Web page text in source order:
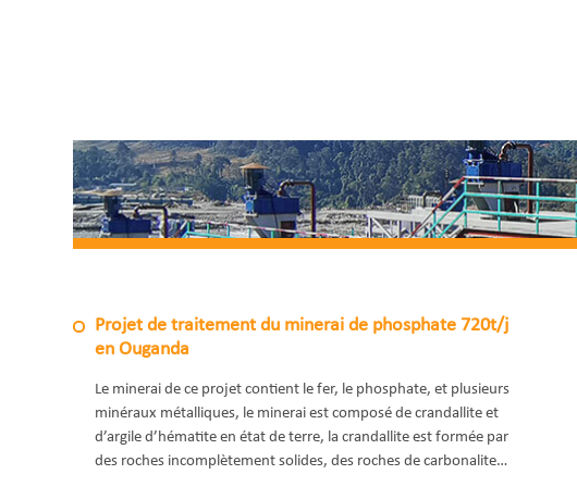
Projet de traitement du minerai de phosphate 720t/j
en Ouganda
Le minerai de ce projet contient le fer, le phosphate, et plusieurs
minéraux métalliques, le minerai est composé de crandallite et
d’argile d’hématite en état de terre, la crandallite est formée par
des roches incomplètement solides, des roches de carbonalite